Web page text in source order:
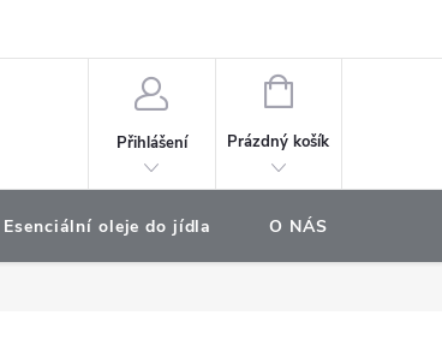
Přihlášení
NÁKUPNÍ
Prázdný košík
Esenciální oleje do jídla O NÁS